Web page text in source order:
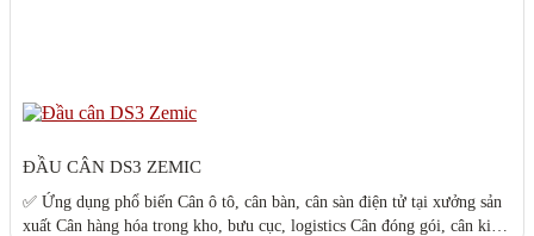
ĐẦU CÂN DS3 ZEMIC
✅ Ứng dụng phổ biến Cân ô tô, cân bàn, cân sàn điện tử tại xưởng sản
xuất Cân hàng hóa trong kho, bưu cục, logistics Cân đóng gói, cân kiểm